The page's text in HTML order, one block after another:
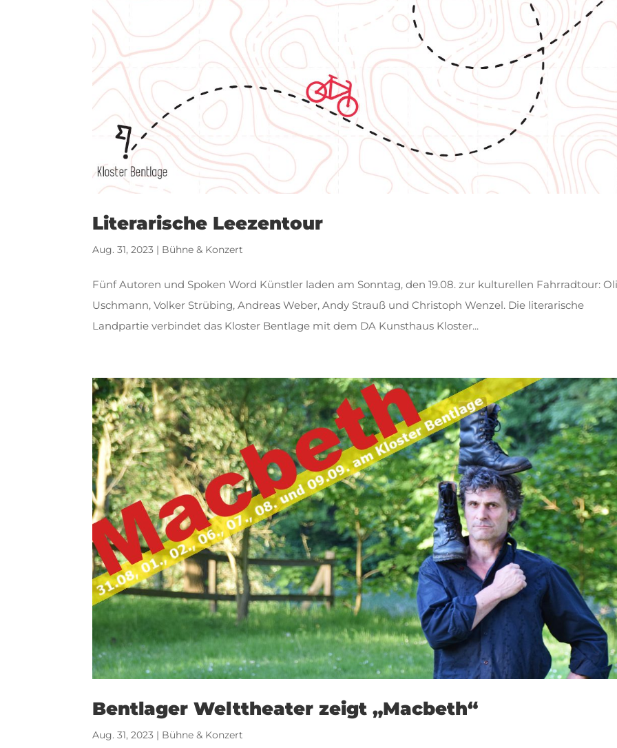
Literarische Leezentour
Aug. 31, 2023 | Bühne & Konzert
Fünf Autoren und Spoken Word Künstler laden am Sonntag, den 19.08. zur kulturellen Fahrradtour:
Uschmann, Volker Strübing, Andreas Weber, Andy Strauß und Christoph Wenzel. Die literarische
Landpartie verbindet das Kloster Bentlage mit dem DA Kunsthaus Kloster...
Bentlager Welttheater zeigt „Macbeth“
Aug. 31, 2023 | Bühne & Konzert